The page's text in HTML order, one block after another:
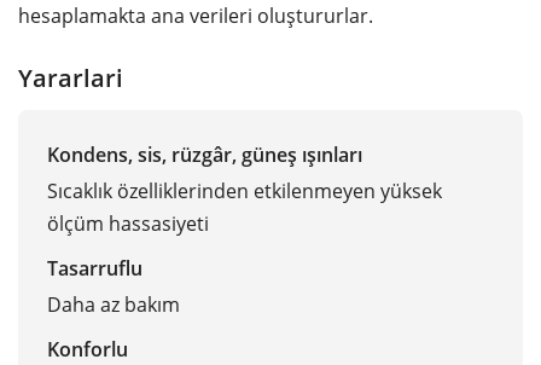
hesaplamakta ana verileri oluştururlar.
Yararlari
Kondens, sis, rüzgâr, güneş ışınları
Sıcaklık özelliklerinden etkilenmeyen yüksek
ölçüm hassasiyeti
Tasarruflu
Daha az bakım
Konforlu